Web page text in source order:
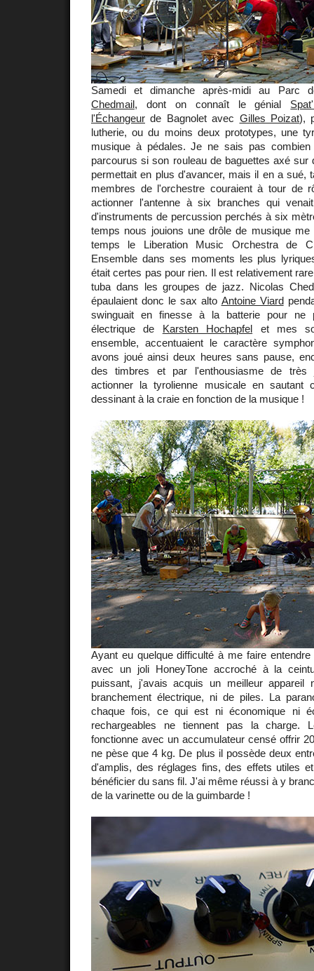
Samedi et dimanche après-midi au Parc
Chedmail, dont on connaît le génial
l'Échangeur de Bagnolet avec Gilles Poizat),
lutherie, ou du moins deux prototypes, une
musique à pédales. Je ne sais pas
parcourus si son rouleau de baguettes axé sur
permettait en plus d'avancer, mais il en a sué,
membres de l'orchestre couraient à tour de
actionner l'antenne à six branches qui
d'instruments de percussion perchés à six
temps nous jouions une drôle de musique
temps le Liberation Music Orchestra de
Ensemble dans ses moments les plus
était certes pas pour rien. Il est relativement
tuba dans les groupes de jazz. Nicolas
épaulaient donc le sax alto Antoine Viard
swinguait en finesse à la batterie pour ne
électrique de Karsten Hochapfel et mes
ensemble, accentuaient le caractère
avons joué ainsi deux heures sans pause,
des timbres et par l'enthousiasme de très
actionner la tyrolienne musicale en sautant
dessinant à la craie en fonction de la musique !
Ayant eu quelque difficulté à me faire entendre
avec un joli HoneyTone accroché à la
puissant, j'avais acquis un meilleur appareil
branchement électrique, ni de piles. La
chaque fois, ce qui est ni économique ni
rechargeables ne tiennent pas la charge.
fonctionne avec un accumulateur censé offrir
ne pèse que 4 kg. De plus il possède deux
d'amplis, des réglages fins, des effets utiles
bénéficier du sans fil. J'ai même réussi à y
de la varinette ou de la guimbarde !